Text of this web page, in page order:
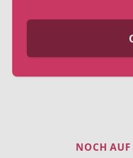
NOCH AUF